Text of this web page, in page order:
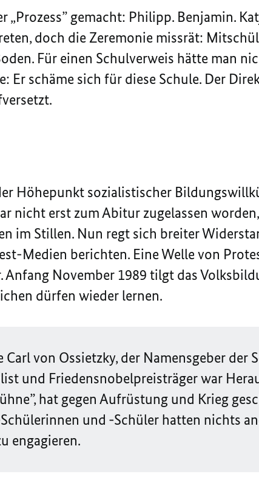
„Prozess” gemacht: Philipp. Benjamin.
doch die Zeremonie missrät:
Für einen Schulverweis hätte man
Er schäme sich für diese Schule. Der
Höhepunkt sozialistischer
nicht erst zum Abitur zugelassen
im Stillen. Nun regt sich breiter
Medien berichten. Eine Welle von
Anfang November 1989 tilgt das
dürfen wieder lernen.
von Ossietzky, der Namensgeber der
und Friedensnobelpreisträger war
hat gegen Aufrüstung und Krieg
und -Schüler hatten nichts
engagieren.